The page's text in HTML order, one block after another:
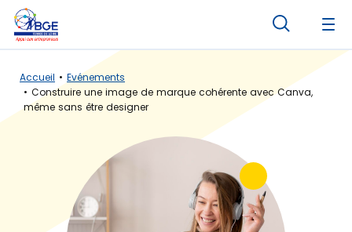
Accueil
Evénements
Construire une image de marque cohérente avec Canva,
même sans être designer
Panneau de gestion des cookies